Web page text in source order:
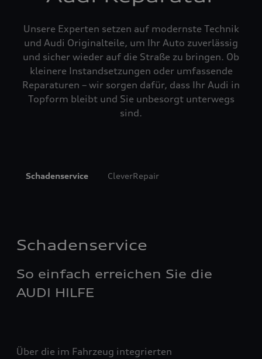
Unsere Experten setzen auf modernste Technik
und Audi Originalteile, um Ihr Auto zuverlässig
und sicher wieder auf die Straße zu bringen. Ob
kleinere Instandsetzungen oder umfassende
Reparaturen – wir sorgen dafür, dass Ihr Audi in
Topform bleibt und Sie unbesorgt unterwegs
sind.
Schadenservice CleverRepair
Schadenservice
So einfach erreichen Sie die
AUDI HILFE
Über die im Fahrzeug integrierten